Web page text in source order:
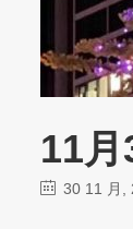
11
30 11 月,